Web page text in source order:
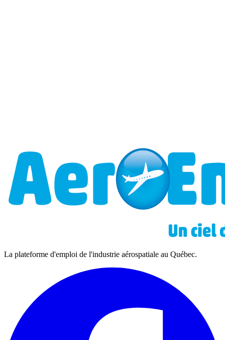
La plateforme d'emploi de l'industrie aérospatiale au Québec.